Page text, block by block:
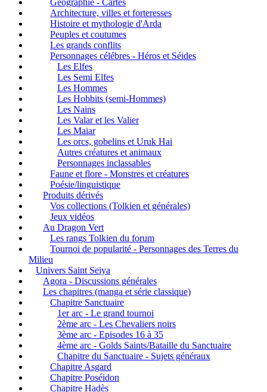
Architecture, villes et forteresses
Histoire et mythologie d'Arda
Peuples et coutumes
Les grands conflits
Personnages célébres - Héros et Séides
Les Elfes
Les Semi Elfes
Les Hommes
Les Hobbits (semi-Hommes)
Les Nains
Les Valar et les Valier
Les Maiar
Les orcs, gobelins et Uruk Hai
Autres créatures et animaux
Personnages inclassables
Faune et flore - Monstres et créatures
Poésie/linguistique
Produits dérivés
Vos collections (Tolkien et générales)
Jeux vidéos
Au Dragon Vert
Les rangs Tolkien du forum
Tournoi de popularité - Personnages des Terres du
Milieu
Univers Saint Seiya
Agora - Discussions générales
Les chapitres (manga et série classique)
Chapitre Sanctuaire
1er arc - Le grand tournoi
2ème arc - Les Chevaliers noirs
3ème arc - Episodes 16 à 35
4ème arc - Golds Saints/Bataille du Sanctuaire
Chapitre du Sanctuaire - Sujets généraux
Chapitre Asgard
Chapitre Poséidon
Chapitre Hadès